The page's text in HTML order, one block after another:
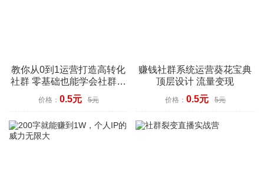
教你从0到1运营打造高转化
社群 零基础也能学会社群运
营
价格： 0.5元 5元
赚钱社群系统运营葵花宝典
顶层设计 流量变现
价格： 0.5元 5元